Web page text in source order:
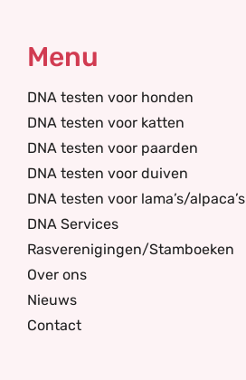
Menu
DNA testen voor honden
DNA testen voor katten
DNA testen voor paarden
DNA testen voor duiven
DNA testen voor lama’s/alpaca’s
DNA Services
Rasverenigingen/Stamboeken
Over ons
Nieuws
Contact